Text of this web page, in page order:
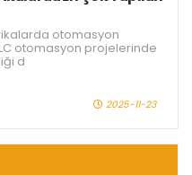
otomasyon
otomasyon projelerinde
d
2025-11-23